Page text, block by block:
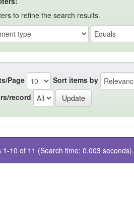
to refine the search results.
Page Sort items by
record
1-10 of 11 (Search time: 0.003 seconds).